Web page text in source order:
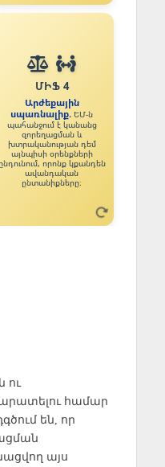
ու
համար
են, որ
այս